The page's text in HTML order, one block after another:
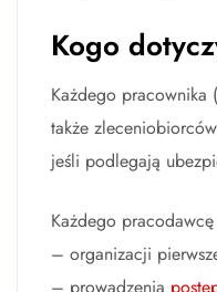
Kogo
Każdego pracownika
także
jeśli podlegają
Każdego
– organizacji